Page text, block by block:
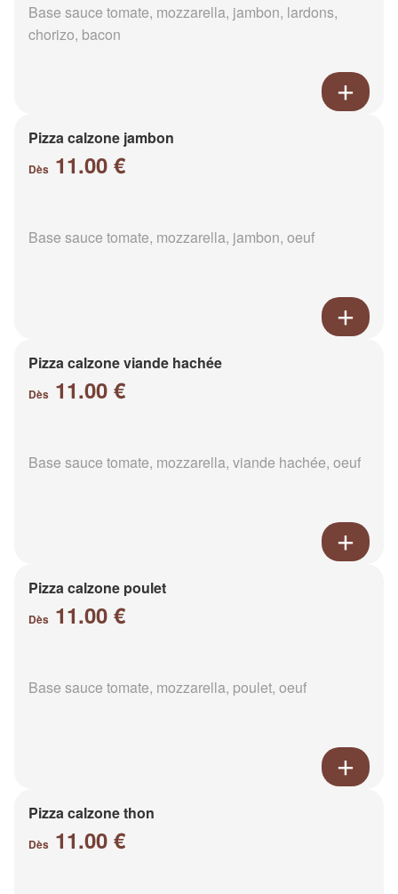
Base sauce tomate, mozzarella, jambon, lardons,
chorizo, bacon
Pizza calzone jambon
Dès 11.00 €
Base sauce tomate, mozzarella, jambon, oeuf
Pizza calzone viande hachée
Dès 11.00 €
Base sauce tomate, mozzarella, viande hachée, oeuf
Pizza calzone poulet
Dès 11.00 €
Base sauce tomate, mozzarella, poulet, oeuf
Pizza calzone thon
Dès 11.00 €